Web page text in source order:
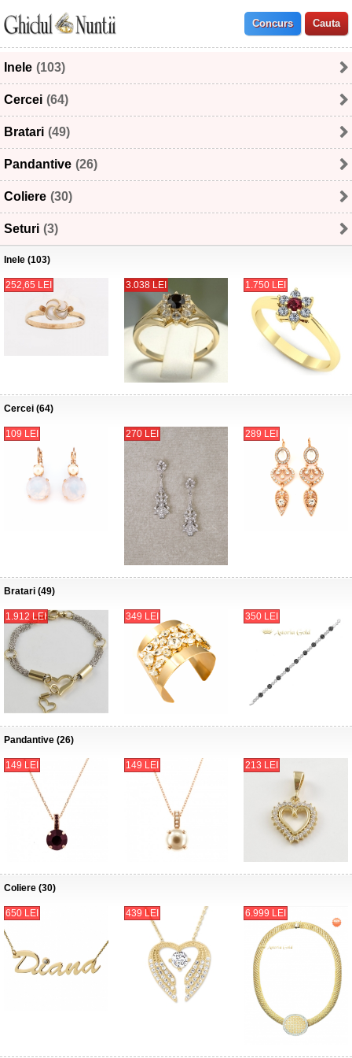
Inele (103)
Cercei (64)
Bratari (49)
Pandantive (26)
Coliere (30)
Seturi (3)
Inele (103)
252,65 LEI 3.038 LEI 1.750 LEI
Cercei (64)
109 LEI 270 LEI 289 LEI
Bratari (49)
1.912 LEI 349 LEI 350 LEI
Pandantive (26)
149 LEI 149 LEI 213 LEI
Coliere (30)
650 LEI 439 LEI 6.999 LEI